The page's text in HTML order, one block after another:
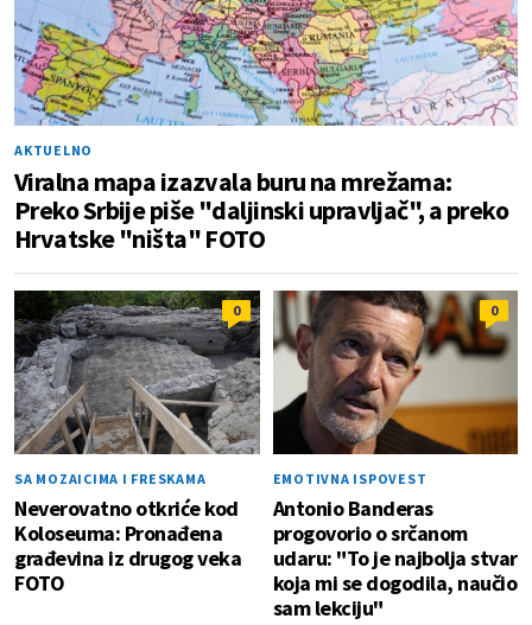
AKTUELNO
Viralna mapa izazvala buru na mrežama:
Preko Srbije piše "daljinski upravljač", a preko
Hrvatske "ništa" FOTO
0
SA MOZAICIMA I FRESKAMA
Neverovatno otkriće kod
Koloseuma: Pronađena
građevina iz drugog veka
FOTO
0
EMOTIVNA ISPOVEST
Antonio Banderas
progovorio o srčanom
udaru: "To je najbolja stvar
koja mi se dogodila, naučio
sam lekciju"